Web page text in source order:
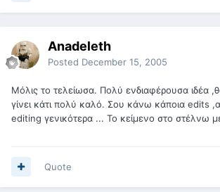
Anadeleth
Posted December 15, 2005
Μόλις το τελείωσα. Πολύ ενδιαφέρουσα ιδέα
γίνει κάτι πολύ καλό. Σου κάνω κάποια edits
editing γενικότερα ... Το κείμενο στο στέλνω
Quote